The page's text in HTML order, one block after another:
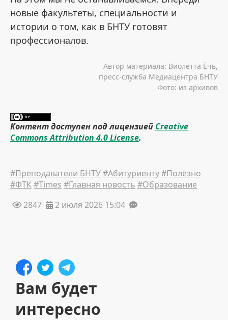
новые факультеты, специальности и
истории о том, как в БНТУ готовят
профессионалов.
Автор материала: Виолетта Ёчь,
пресс-служба Медиацентра БНТУ
Фото: из архивов
Контент доступен под лицензией Creative
Commons Attribution 4.0 License.
#Преподаватели БНТУ#Абитуриенту#Полезно
#ФТК#Times #Главная новость #Образование
2847
2 июля 2026 15:04
Вам будет
интересно